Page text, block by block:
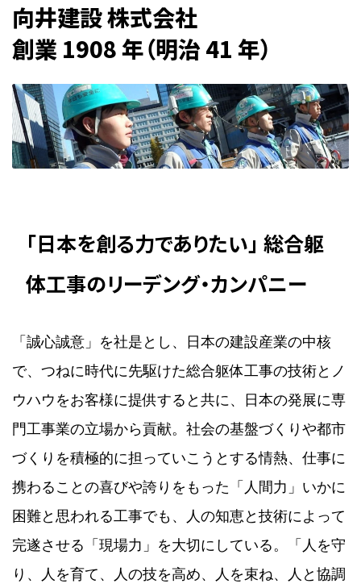
向井建設 株式会社
創業 1908 年（明治 41 年）
「日本を創る力でありたい」 総合躯
体工事のリーデング・カンパニー
「誠心誠意」を社是とし、日本の建設産業の中核
で、つねに時代に先駆けた総合躯体工事の技術とノ
ウハウをお客様に提供すると共に、日本の発展に専
門工事業の立場から貢献。社会の基盤づくりや都市
づくりを積極的に担っていこうとする情熱、仕事に
携わることの喜びや誇りをもった「人間力」いかに
困難と思われる工事でも、人の知恵と技術によって
完遂させる「現場力」を大切にしている。「人を守
り、人を育て、人の技を高め、人を束ね、人と協調